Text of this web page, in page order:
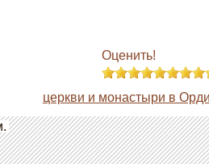
Оценить!
церкви и монастыри в